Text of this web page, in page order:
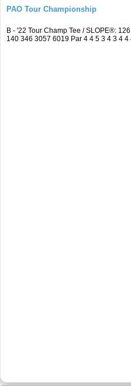
PAO Tour Championship
B - '22 Tour Champ Tee / SLOPE®:
140 346 3057 6019 Par 4 4 5 3 4 3 4